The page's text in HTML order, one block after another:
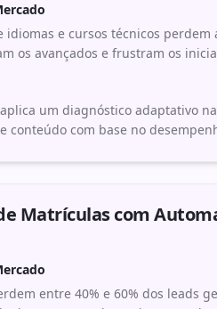
idiomas e cursos técnicos
os avançados e frustram os
aplica um diagnóstico adaptativo
conteúdo com base no
Matrículas com
entre 40% e 60% dos